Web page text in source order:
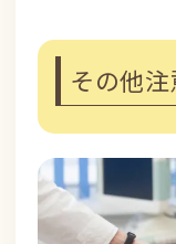
その他